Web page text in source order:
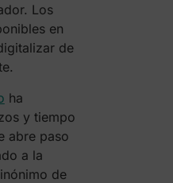
Los
en
de
ha
y tiempo
abre paso
a la
de